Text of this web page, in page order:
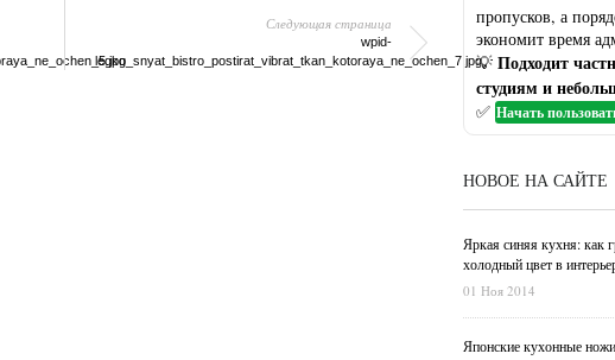
Следующая страница
wpid-
legko_snyat_bistro_postirat_vibrat_tkan_kotoraya_ne_ochen_7.jpg
пропусков, а
экономит время
💡 Подходит
студиям и
✅ Начать
НОВОЕ НА САЙТЕ
Яркая синяя кухня: как
холодный цвет в
01 Ноя 2014
Японские кухонные